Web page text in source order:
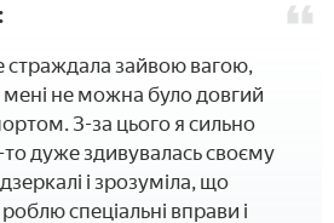
страждала зайвою вагою,
мені не можна було довгий
З-за цього я сильно
дуже здивувалась своєму
і зрозуміла, що
спеціальні вправи і